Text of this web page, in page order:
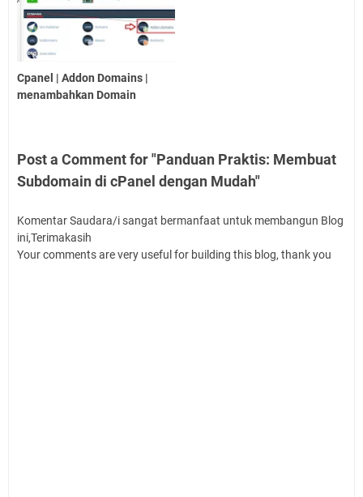
Cpanel | Addon Domains |
menambahkan Domain
Post a Comment for "Panduan Praktis: Membuat
Subdomain di cPanel dengan Mudah"
Komentar Saudara/i sangat bermanfaat untuk membangun Blog
ini,Terimakasih
Your comments are very useful for building this blog, thank you